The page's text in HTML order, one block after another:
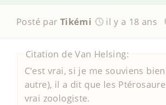
Posté par Tikémi il y a 18 ans
Citation de Van Helsing:
C'est vrai, si je me souviens
autre), il a dit que les
vrai zoologiste.